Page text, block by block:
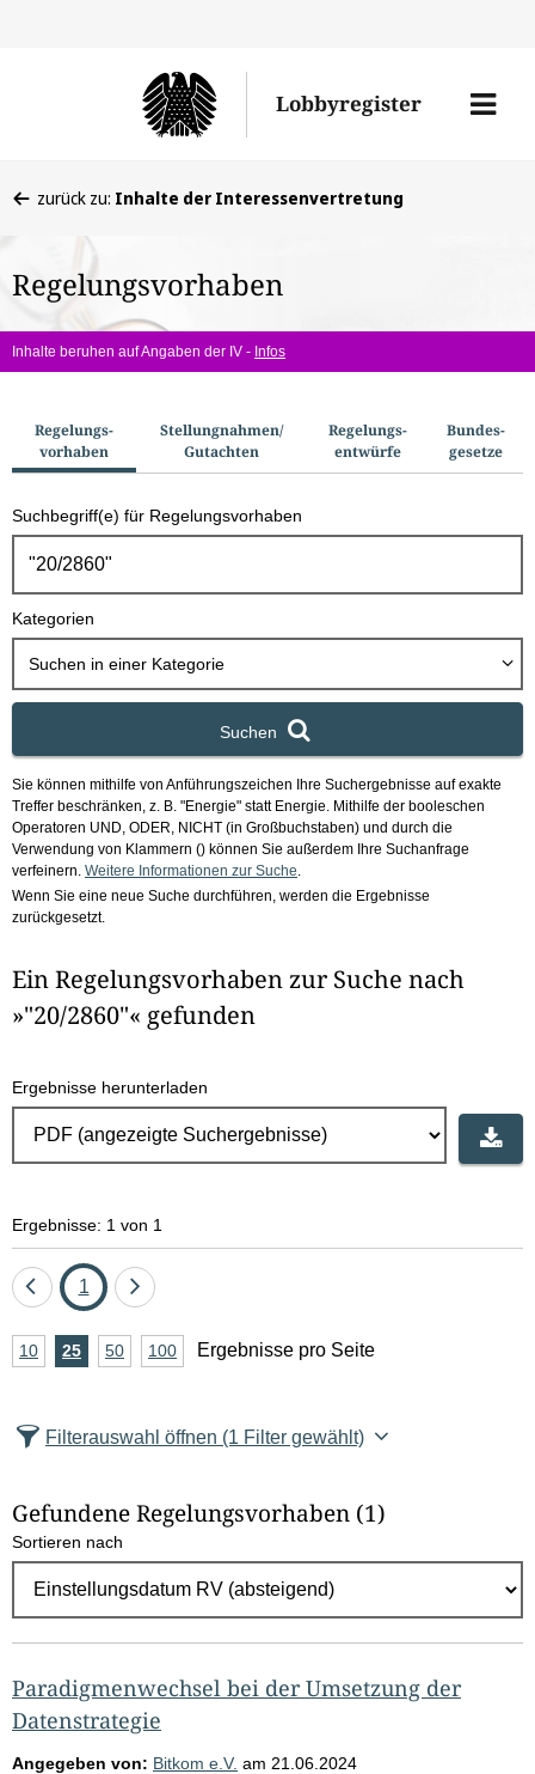
den
Lobbyregister
Menü
befinden
hier:
zurück zu: Inhalte der Interessenvertretung
Regelungsvorhaben
Inhalte beruhen auf Angaben der IV - Infos
u
c
h
o
Regelungs­
vorhaben
Stellungnahmen/​
Gutachten
Regelungs­
entwürfe
Bundes­
gesetze
Suchbegriff(e) für Regelungsvorhaben
Kategorien
Suchen in einer Kategorie
Suchen
Sie können mithilfe von Anführungszeichen Ihre Suchergebnisse auf exakte
Treffer beschränken, z. B. "Energie" statt Energie. Mithilfe der booleschen
Operatoren UND, ODER, NICHT (in Großbuchstaben) und durch die
Verwendung von Klammern () können Sie außerdem Ihre Suchanfrage
verfeinern. Weitere Informationen zur Suche
Wenn Sie eine neue Suche durchführen, werden die Ergebnisse
zurückgesetzt.
Ein Regelungsvorhaben zur Suche nach
»"20/2860"« gefunden
Ergebnisse herunterladen
Ergebnisse: 1 von 1
Eine
zurück
Seite
1
Eine
vor
A
z
l
E
g
e
b
n
i
10Ergebnisse
25Ergebnisse
50Ergebnisse
100Ergebnisse
Ergebnisse pro Seite
Filterauswahl öffnen (1 Filter gewählt)
Gefundene Regelungsvorhaben (1)
Sortieren nach
Paradigmenwechsel bei der Umsetzung der
Datenstrategie
Angegeben von: Bitkom e.V. am 21.06.2024